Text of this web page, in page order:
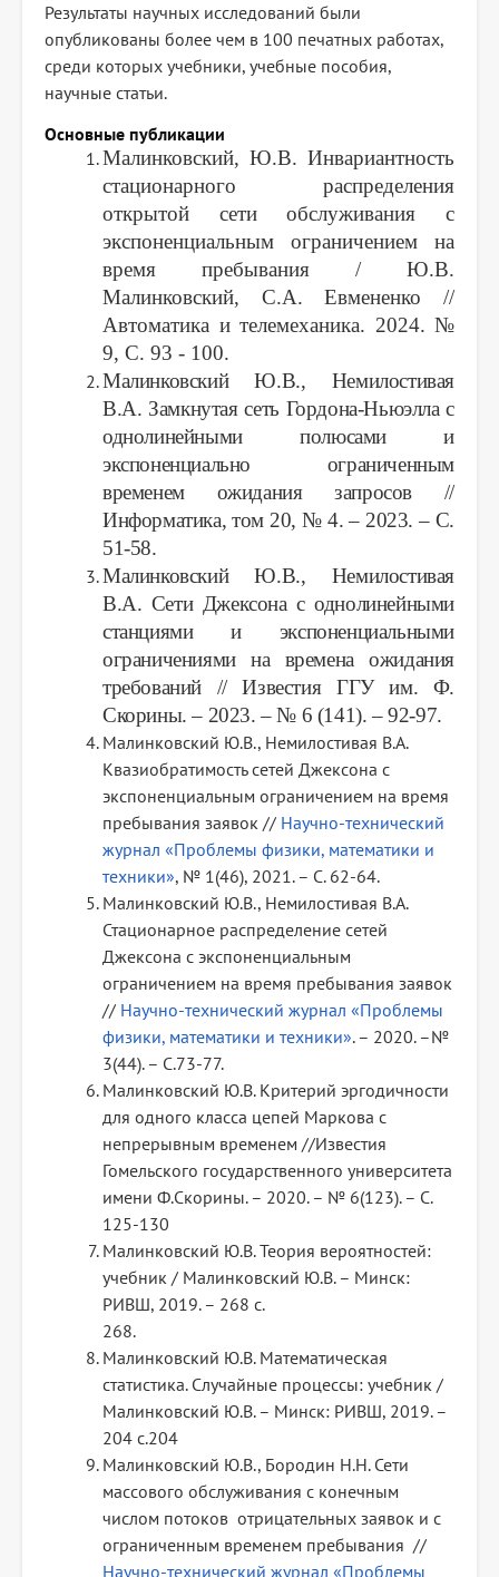
Результаты научных исследований были
опубликованы более чем в 100 печатных работах,
среди которых учебники, учебные пособия,
научные статьи.
Основные публикации
Малинковский, Ю.В. Инвариантность
стационарного распределения
открытой сети обслуживания с
экспоненциальным ограничением на
время пребывания / Ю.В.
Малинковский, С.А. Евмененко //
Автоматика и телемеханика. 2024. №
9, С. 93 - 100.
Малинковский Ю.В., Немилостивая
В.А. Замкнутая сеть Гордона-Ньюэлла с
однолинейными полюсами и
экспоненциально ограниченным
временем ожидания запросов //
Информатика, том 20, № 4. – 2023. – С.
51-58.
Малинковский Ю.В., Немилостивая
В.А. Сети Джексона с однолинейными
станциями и экспоненциальными
ограничениями на времена ожидания
требований // Известия ГГУ им. Ф.
Скорины. – 2023. – № 6 (141). – 92-97.
Малинковский Ю.В., Немилостивая В.А.
Квазиобратимость сетей Джексона с
экспоненциальным ограничением на время
пребывания заявок // Научно-технический
журнал «Проблемы физики, математики и
техники», № 1(46), 2021. – С. 62-64.
Малинковский Ю.В., Немилостивая В.А.
Стационарное распределение сетей
Джексона с экспоненциальным
ограничением на время пребывания заявок
// Научно-технический журнал «Проблемы
физики, математики и техники». – 2020. –№
3(44). – С.73-77.
Малинковский Ю.В. Критерий эргодичности
для одного класса цепей Маркова с
непрерывным временем //Известия
Гомельского государственного университета
имени Ф.Скорины. – 2020. – № 6(123). – С.
125-130
Малинковский Ю.В. Теория вероятностей:
учебник / Малинковский Ю.В. – Минск:
РИВШ, 2019. – 268 с.
268.
Малинковский Ю.В. Математическая
статистика. Случайные процессы: учебник /
Малинковский Ю.В. – Минск: РИВШ, 2019. –
204 с.204
Малинковский Ю.В., Бородин Н.Н. Сети
массового обслуживания с конечным
числом потоков отрицательных заявок и с
ограниченным временем пребывания //
Научно-технический журнал «Проблемы